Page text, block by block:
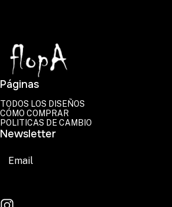
Páginas
TODOS LOS DISEÑOS
CÓMO COMPRAR
POLITICAS DE CAMBIO
Newsletter